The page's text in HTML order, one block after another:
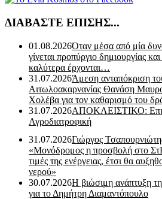
ΔΙΑΒΑΣΤΕ ΕΠΙΣΗΣ...
01.08.2026Όταν μέσα από μία
γίνεται προπύργιο δημιουργίας
καλύτερα έρχονται…
31.07.2026Άμεση ανταπόκριση
Αιτωλοακαρνανίας Θανάση
Χολέβα για τον καθαρισμό του
31.07.2026ΑΠΟΚΛΕΙΣΤΙΚΟ:
Αγροδιατροφική
31.07.2026Γιώργος
«Μονόδρομος η προσβολή στο
τιμές της ενέργειας, έτσι θα
νερού»
30.07.2026Η βιώσιμη ανάπτυξη
για το Δημήτρη Διαμαντόπουλο